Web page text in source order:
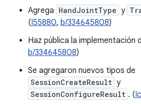
Agrega HandJointType y
(I55880, b/334645808)
Haz pública la implementación
b/334645808)
Se agregaron nuevos tipos de
SessionCreateResult y
SessionConfigureResult . (